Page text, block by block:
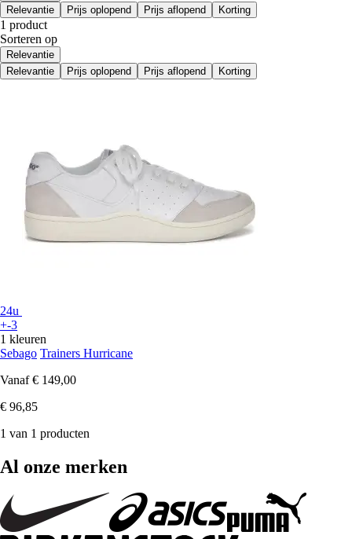
Relevantie
Prijs oplopend Prijs aflopend Korting
1 product
Sorteren op
Relevantie
Relevantie
Prijs oplopend Prijs aflopend Korting
24u
+-3
1 kleuren
Sebago Trainers Hurricane
Vanaf € 149,00
€ 96,85
1 van 1 producten
Al onze merken